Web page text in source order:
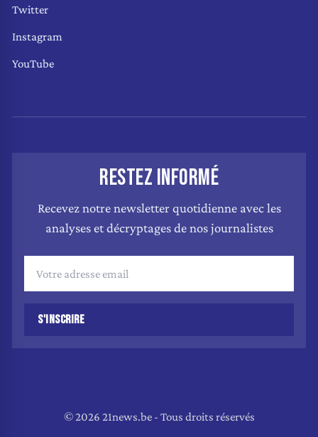
Twitter
Instagram
YouTube
RESTEZ INFORMÉ
Recevez notre newsletter quotidienne avec les
analyses et décryptages de nos journalistes
S'INSCRIRE
© 2026 21news.be - Tous droits réservés